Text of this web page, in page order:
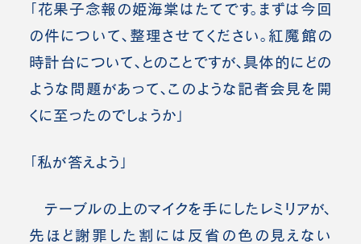
「花果子念報の姫海棠はたてです。まずは今回
の件について、整理させてください。紅魔館の
時計台について、とのことですが、具体的にどの
ような問題があって、このような記者会見を開
くに至ったのでしょうか」
「私が答えよう」
テーブルの上のマイクを手にしたレミリアが、
先ほど謝罪した割には反省の色の見えない